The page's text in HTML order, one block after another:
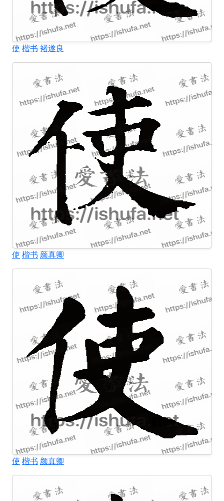
使 楷书 褚遂良
使 楷书 颜真卿
使 楷书 颜真卿